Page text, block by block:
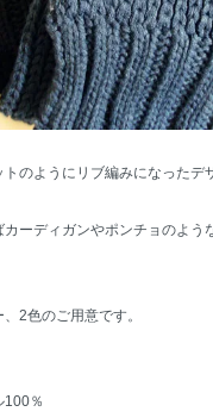
のようにリブ編みになったデ
カーディガンやポンチョのよう
2色のご用意です。
％